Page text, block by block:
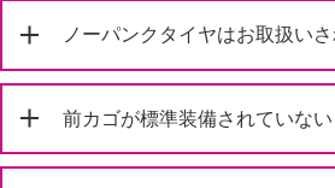
ノーパンクタイヤはお取扱い
前カゴが標準装備されていな